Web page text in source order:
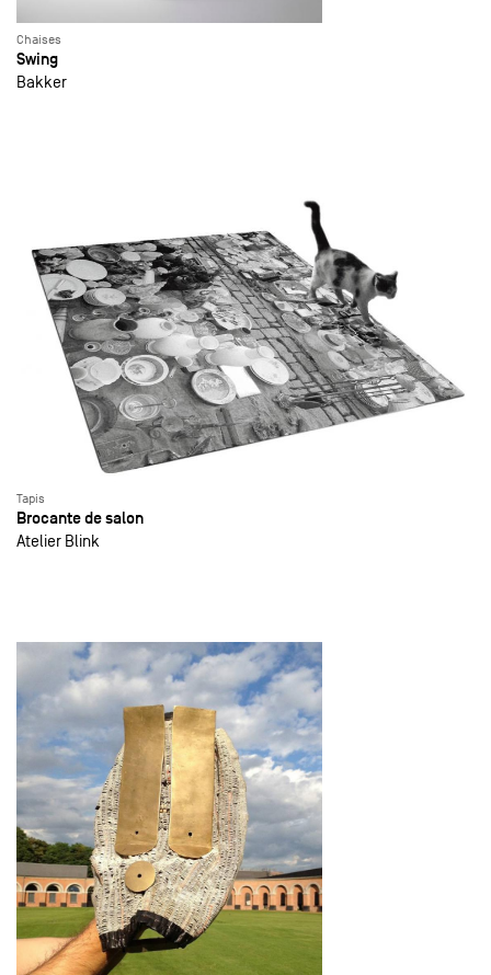
Chaises
Swing
Bakker
Tapis
Brocante de salon
Atelier Blink